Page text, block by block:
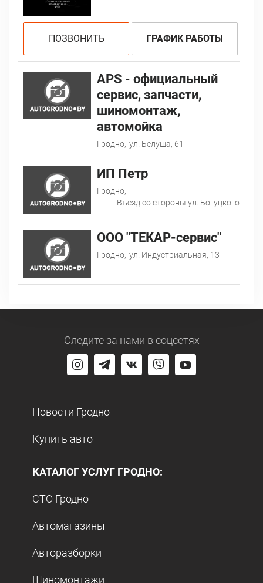
ПОЗВОНИТЬ ГРАФИК РАБОТЫ
АPS - официальный
сервис, запчасти,
шиномонтаж,
автомойка
Гродно, ул. Белуша, 61
ИП Петр
Гродно,
Въезд со стороны ул. Богуцкого
ООО "ТЕКАР-сервис"
Гродно, ул. Индустриальная, 13
Следите за нами в соцсетях
Новости Гродно
Купить авто
КАТАЛОГ УСЛУГ ГРОДНО:
СТО Гродно
Автомагазины
Авторазборки
Шиномонтажи